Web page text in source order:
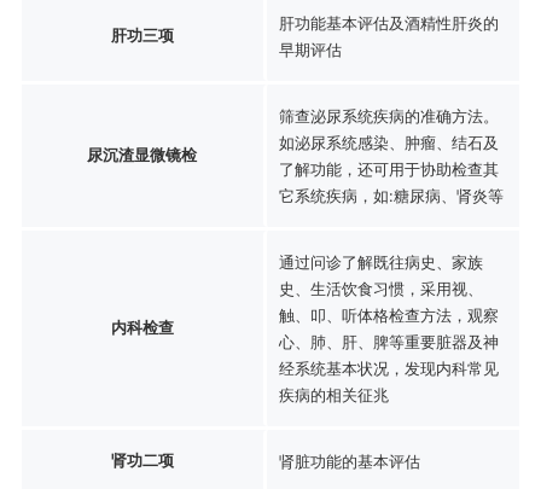
肝功三项
肝功能基本评估及酒精性肝炎的
早期评估
尿沉渣显微镜检
筛查泌尿系统疾病的准确方法。
如泌尿系统感染、肿瘤、结石及
了解功能，还可用于协助检查其
它系统疾病，如:糖尿病、肾炎等
内科检查
通过问诊了解既往病史、家族
史、生活饮食习惯，采用视、
触、叩、听体格检查方法，观察
心、肺、肝、脾等重要脏器及神
经系统基本状况，发现内科常见
疾病的相关征兆
肾功二项 肾脏功能的基本评估